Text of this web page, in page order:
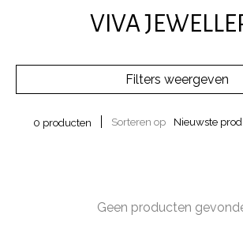
VIVA
Filters weergeven
0 producten Sorteren op Nieuwste
Geen producten